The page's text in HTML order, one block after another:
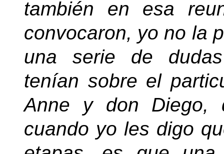
también en esa
convocaron, yo no la
una serie de
tenían sobre el
Anne y don Diego,
cuando yo les digo